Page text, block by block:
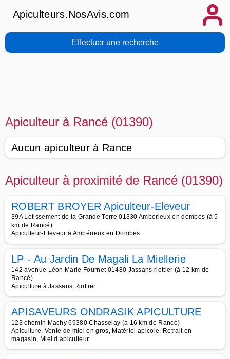
Apiculteurs.NosAvis.com
Effectuer une recherche
Apiculteur à Rancé (01390)
Aucun apiculteur à Rance
Apiculteur à proximité de Rancé (01390)
ROBERT BROYER Apiculteur-Eleveur
39A Lotissement de la Grande Terre 01330 Amberieux en dombes (à 5
km de Rancé)
Apiculteur-Eleveur à Ambérieux en Dombes
LP - Au Jardin De Magali La Miellerie
142 avenue Léon Marie Fournet 01480 Jassans riottier (à 12 km de
Rancé)
Apiculture à Jassans Riottier
APISAVEURS ONDRASIK APICULTURE
123 chemin Machy 69380 Chasselay (à 16 km de Rancé)
Apiculture, Vente de miel en gros, Matériel apicole, Retrait en
magasin, Miel d apiculteur